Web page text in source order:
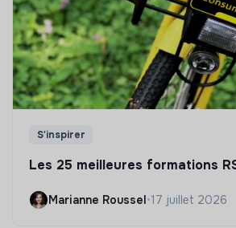
S'inspirer
Les 25 meilleures formations
Marianne Roussel•17 juillet 2026